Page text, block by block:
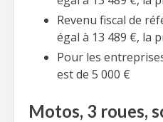
Revenu fiscal de
égal à 13 489 €, la
Pour les
est de 5 000 €
Motos, 3 roues,